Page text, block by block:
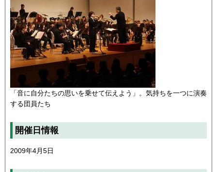
「音に自分たちの思いを乗せて伝えよう」。気持ちを一つに演奏
する団員たち
開催日情報
2009年4月5日